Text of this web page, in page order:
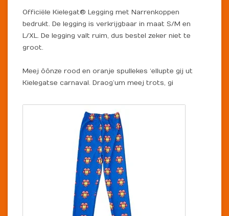
Officiële Kielegat® Legging met Narrenkoppen
bedrukt. De legging is verkrijgbaar in maat S/M en
L/XL. De legging valt ruim, dus bestel zeker niet te
groot.
Meej ôônze rood en oranje spullekes ‘ellupte gij ut
Kielegatse carnaval. Draog’um meej trots, gi